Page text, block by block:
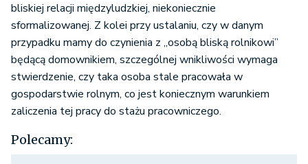
bliskiej relacji międzyludzkiej, niekoniecznie
sformalizowanej. Z kolei przy ustalaniu, czy w danym
przypadku mamy do czynienia z „osobą bliską rolnikowi”
będącą domownikiem, szczególnej wnikliwości wymaga
stwierdzenie, czy taka osoba stale pracowała w
gospodarstwie rolnym, co jest koniecznym warunkiem
zaliczenia tej pracy do stażu pracowniczego.
Polecamy: